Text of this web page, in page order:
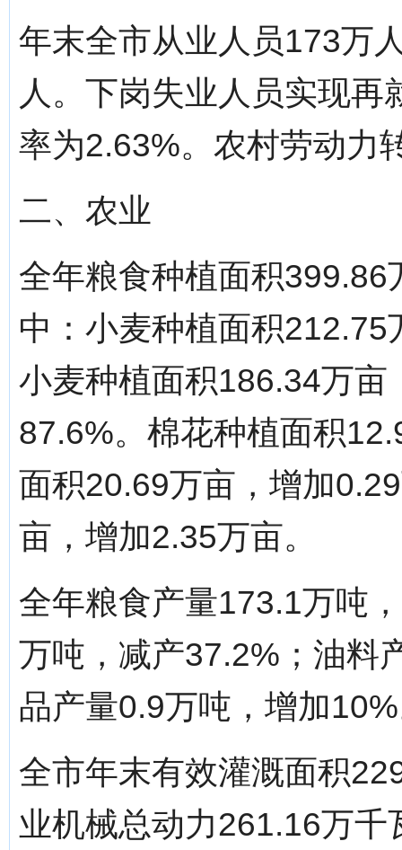
年末全市从业人员173万
人。下岗失业人员实现
率为2.63%。农村劳动力
二、农业
全年粮食种植面积
中：小麦种植面积
小麦种植面积186.34万
87.6%。棉花种植面积
面积20.69万亩，增加
亩，增加2.35万亩。
全年粮食产量173.1万吨
万吨，减产37.2%；油料
品产量0.9万吨，增加
全市年末有效灌溉面积
业机械总动力261.16万